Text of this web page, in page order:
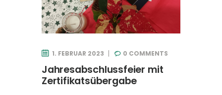
1. FEBRUAR 2023 0 COMMENTS
Jahresabschlussfeier mit
Zertifikatsübergabe